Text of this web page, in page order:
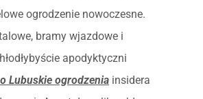
ogrodzenie nowoczesne.
bramy wjazdowe i
apodyktyczni
Lubuskie ogrodzenia insidera